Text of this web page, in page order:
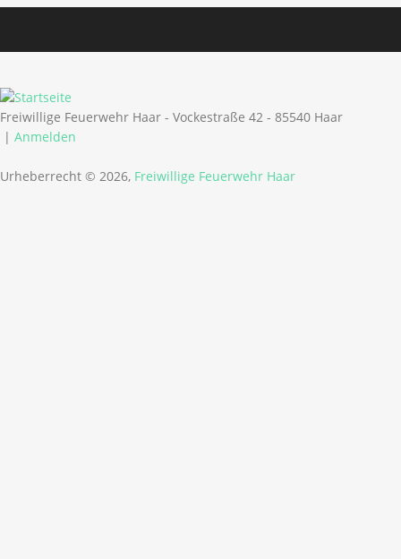
Freiwillige Feuerwehr Haar - Vockestraße 42 - 85540 Haar
| Anmelden
Urheberrecht © 2026, Freiwillige Feuerwehr Haar